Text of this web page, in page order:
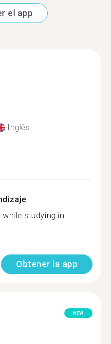
el app
Inglés
studying in
Obtener la app
NEW